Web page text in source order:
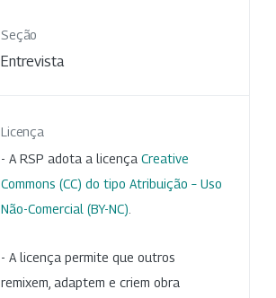
Seção
Entrevista
Licença
- A RSP adota a licença Creative
Commons (CC) do tipo Atribuição – Uso
Não-Comercial (BY-NC)
- A licença permite que outros
remixem, adaptem e criem obra